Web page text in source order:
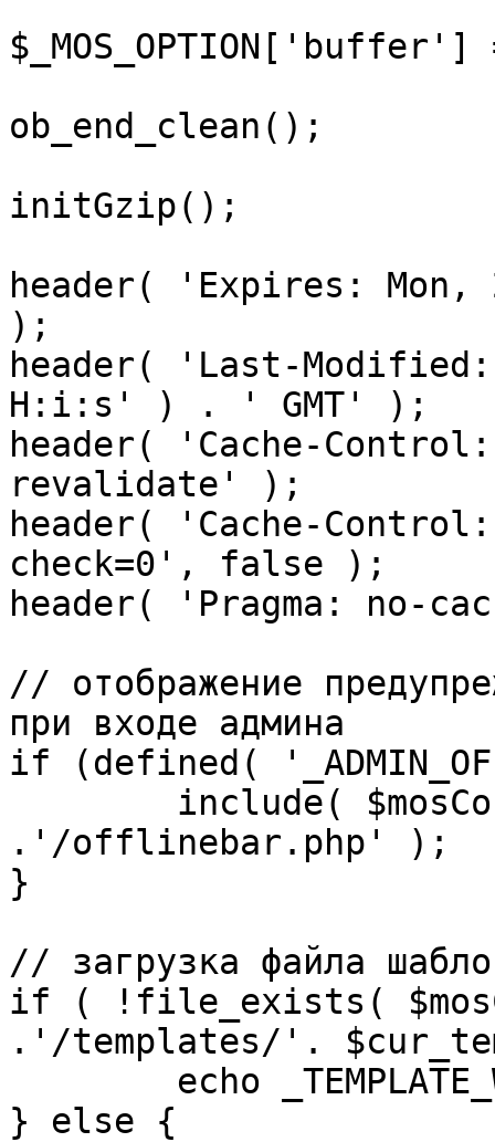
ob_end_clean();
initGzip();
header( 'Expires: Mon,
);
header( 'Last-
H:i:s' ) . ' GMT' );
header( 'Cache-
revalidate' );
header( 'Cache-
check=0', false );
header( 'Pragma: no-
// отображение
при входе админа
if (defined(
.'/offlinebar.php' );
}
// загрузка файла
if ( !file_exists(
.'/templates/'.
} else {